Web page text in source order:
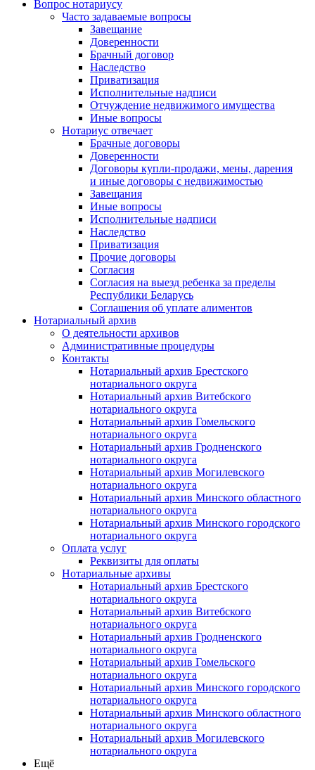
Вопрос нотариусу
Часто задаваемые вопросы
Завещание
Доверенности
Брачный договор
Наследство
Приватизация
Исполнительные надписи
Отчуждение недвижимого имущества
Иные вопросы
Нотариус отвечает
Брачные договоры
Доверенности
Договоры купли-продажи, мены, дарения
и иные договоры с недвижимостью
Завещания
Иные вопросы
Исполнительные надписи
Наследство
Приватизация
Прочие договоры
Согласия
Согласия на выезд ребенка за пределы
Республики Беларусь
Соглашения об уплате алиментов
Нотариальный архив
О деятельности архивов
Административные процедуры
Контакты
Нотариальный архив Брестского
нотариального округа
Нотариальный архив Витебского
нотариального округа
Нотариальный архив Гомельского
нотариального округа
Нотариальный архив Гродненского
нотариального округа
Нотариальный архив Могилевского
нотариального округа
Нотариальный архив Минского областного
нотариального округа
Нотариальный архив Минского городского
нотариального округа
Оплата услуг
Реквизиты для оплаты
Нотариальные архивы
Нотариальный архив Брестского
нотариального округа
Нотариальный архив Витебского
нотариального округа
Нотариальный архив Гродненского
нотариального округа
Нотариальный архив Гомельского
нотариального округа
Нотариальный архив Минского городского
нотариального округа
Нотариальный архив Минского областного
нотариального округа
Нотариальный архив Могилевского
нотариального округа
Ещё